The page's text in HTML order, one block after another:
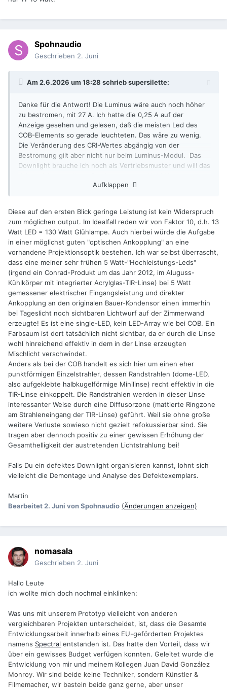
Spohnaudio
Geschrieben 2. Juni
Am 2.6.2026 um 18:28 schriebsupersilette:
Danke für die Antwort! Die Luminus wäre auch noch höher
zu bestromen, mit 27 A. Ich hatte die 0,25 A auf der
Anzeige gesehen und gelesen, daß die meisten Led des
COB-Elements so gerade leuchteten. Das wäre zu wenig.
Die Veränderung des CRI-Wertes abgängig von der
Bestromung gilt aber nicht nur beim Luminus-Modul. Das
Downlight brauche ich noch als Vertriebsmuster und will das
Aufklappen
Diese auf den ersten Blick geringe Leistung ist kein Widerspruch
zum möglichen output. Im Idealfall reden wir von Faktor 10, d.h. 13
Watt LED = 130 Watt Glühlampe. Auch hierbei würde die Aufgabe
in einer möglichst guten "optischen Ankopplung" an eine
vorhandene Projektionsoptik bestehen. Ich war selbst überrascht,
dass eine meiner sehr frühen 5 Watt-"Hochleistungs-Leds"
(irgend ein Conrad-Produkt um das Jahr 2012, im Aluguss-
Kühlkörper mit integrierter Acrylglas-TIR-Linse) bei 5 Watt
gemessener elektrischer Eingangsleistung und direkter
Ankopplung an den originalen Bauer-Kondensor einen immerhin
bei Tageslicht noch sichtbaren Lichtwurf auf der Zimmerwand
erzeugte! Es ist eine single-LED, kein LED-Array wie bei COB. Ein
Farbsaum ist dort tatsächlich nicht sichtbar, da er durch die Linse
wohl hinreichend effektiv in dem in der Linse erzeugten
Mischlicht verschwindet.
Anders als bei der COB handelt es sich hier um einen eher
punktförmigen Einzelstrahler, dessen Randstrahlen (dome-LED,
also aufgeklebte halbkugelförmige Minilinse) recht effektiv in die
TIR-Linse einkoppelt. Die Randstrahlen werden in dieser Linse
interessanter Weise durch eine Diffusorzone (mattierte Ringzone
am Strahleneingang der TIR-Linse) geführt. Weil sie ohne große
weitere Verluste sowieso nicht gezielt refokussierbar sind. Sie
tragen aber dennoch positiv zu einer gewissen Erhöhung der
Gesamthelligkeit der austretenden Lichtstrahlung bei!
Falls Du ein defektes Downlight organisieren kannst, lohnt sich
vielleicht die Demontage und Analyse des Defektexemplars.
Martin
Bearbeitet 2. Juni von Spohnaudio (Änderungen anzeigen)
nomasala
Geschrieben 2. Juni
Hallo Leute
ich wollte mich doch nochmal einklinken:
Was uns mit unserem Prototyp vielleicht von anderen
vergleichbaren Projekten unterscheidet, ist, dass die Gesamte
Entwicklungsarbeit innerhalb eines EU-geförderten Projektes
namens Spectral entstanden ist. Das hatte den Vorteil, dass wir
über ein gewisses Budget verfügen konnten. Geleitet wurde die
Entwicklung von mir und meinem Kollegen Juan David González
Monroy. Wir sind beide keine Techniker, sondern Künstler &
Filmemacher, wir basteln beide ganz gerne, aber unser